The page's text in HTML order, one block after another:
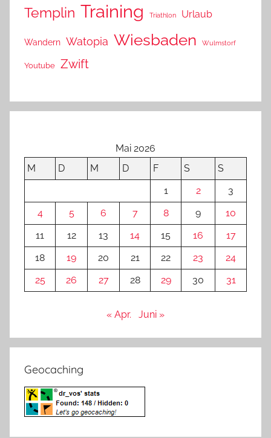
Templin Training Triathlon Urlaub
Wandern Watopia Wiesbaden Wulmstorf
Youtube Zwift
Mai 2026
M
D M D F S
S
1
2
3
4
5 6 7 8 9
10
11
12 13 14 15 16
17
18
19 20 21 22 23
24
25
26 27 28 29 30 31
« Apr. Juni »
Geocaching